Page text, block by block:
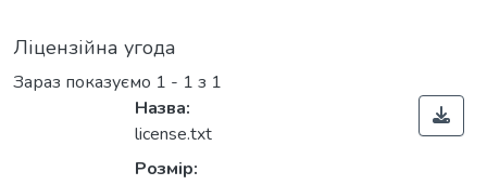
Ліцензійна угода
Зараз показуємо 1 - 1 з 1
Назва:
license.txt
Розмір: